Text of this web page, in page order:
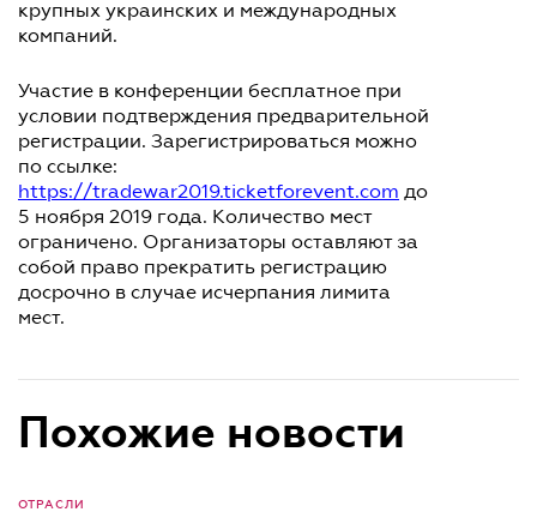
крупных украинских и международных
компаний.
Участие в конференции бесплатное при
условии подтверждения предварительной
регистрации. Зарегистрироваться можно
по ссылке:
https://tradewar2019.ticketforevent.com до
5 ноября 2019 года. Количество мест
ограничено. Организаторы оставляют за
собой право прекратить регистрацию
досрочно в случае исчерпания лимита
мест.
Похожие новости
ОТРАСЛИ